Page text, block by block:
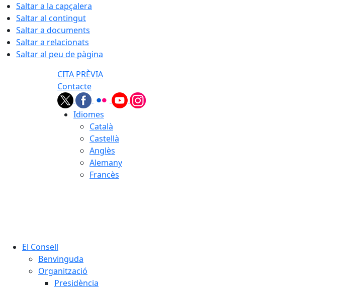
Saltar a la capçalera
Saltar al contingut
Saltar a documents
Saltar a relacionats
Saltar al peu de pàgina
CITA PRÈVIA
Contacte
Idiomes
Català
Castellà
Anglès
Alemany
Francès
El Consell
Benvinguda
Organització
Presidència